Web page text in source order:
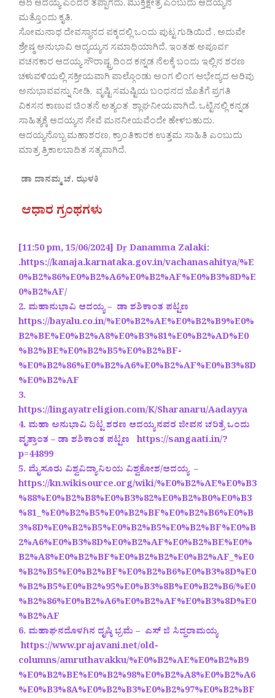
ಆದಿ ಆದಯ್ಯ ಎಂದರೆ ತಪ್ಪಾಗದು. ಮುಕ್ತಿಕ್ಷೇತ್ರ ಎಂಬುದು ಆದಯ್ಯನ
ಮತ್ತೊಂದು ಕೃತಿ.
ಸೋಮನಾಥ ದೇವಸ್ಥಾನದ ಪಕ್ಕದಲ್ಲಿ ಒಂದು ಪುಟ್ಟ ಗುಡಿಯಿದೆ , ಅದುವೇ
ಶ್ರೇಷ್ಠ ಅನುಭಾವಿ ಆದ್ಯಯ್ಯನ ಸಮಾಧಿಯಾಗಿದೆ. ಇಂತಹ ಅಪೂರ್ವ
ವಚನಕಾರ ಆದಯ್ಯ ಸೌರಾಷ್ಟ್ರದಿಂದ ಕನ್ನಡ ನೆಲಕ್ಕೆ ಬಂದು ಇಲ್ಲಿನ ಶರಣ
ಚಳುವಳಿಯಲ್ಲಿ ಸಕ್ರೀಯವಾಗಿ ಪಾಲ್ಗೊಂಡು ಅಂಗ ಲಿಂಗ ಅಭೇದ್ಯದ ಅರಿವು
ಅನುಭಾವವನ್ನು ನೀಡಿ, ವೃಷ್ಟಿ ಸಮಷ್ಟಿಯ ಬಂಧನದ ಜೊತೆಗೆ ಪ್ರಗತಿ
ವಿಕಸನ ಕಾಣುವ ಚಿಂತನೆ ಅತ್ಯಂತ ಶ್ಲಾಘನೀಯವಾಗಿದೆ. ಒಟ್ಟಿನಲ್ಲಿ ಕನ್ನಡ
ಸಾಹಿತ್ಯಕ್ಕೆ ಆದಯ್ಯನ ಸೇವೆ ಮನನೀಯವೆಂದೇ ಹೇಳಬಹುದು.
ಆದಯ್ಯನೊಬ್ಬ ಮಹಾಶರಣ, ಕ್ರಾಂತಿಕಾರಕ ಉತ್ತಮ ಸಾಹಿತಿ ಎಂಬುದು
ಮಾತ್ರ ತ್ರಿಕಾಲಬಾದಿತ ಸತ್ಯವಾಗಿದೆ.
ಡಾ ದಾನಮ್ಮ ಚ. ಝಳಕಿ
ಆಧಾರ ಗ್ರಂಥಗಳು
[11:50 pm, 15/06/2024] Dr̤ Danamma Zalaki:
.https://kanaja.karnataka.gov.in/vachanasahitya/%E
0%B2%86%E0%B2%A6%E0%B2%AF%E0%B3%8D%E
0%B2%AF/
2. ಮಹಾನುಭಾವಿ ಆದಯ್ಯ – ಡಾ ಶಶಿಕಾಂತ ಪಟ್ಟಣ
https://bayalu.co.in/%E0%B2%AE%E0%B2%B9%E0%
B2%BE%E0%B2%A8%E0%B3%81%E0%B2%AD%E0
%B2%BE%E0%B2%B5%E0%B2%BF-
%E0%B2%86%E0%B2%A6%E0%B2%AF%E0%B3%8D
%E0%B2%AF
3.
https://lingayatreligion.com/K/Sharanaru/Aadayya
4. ಮಹಾ ಅನುಭಾವಿ ದಿಟ್ಟ ಶರಣ ಆದಯ್ಯನವರ ಜೀವನ ಚರಿತ್ರೆ ಒಂದು
ವೃತ್ತಾಂತ – ಡಾ ಶಶಿಕಾಂತ ಪಟ್ಟಣ https://sangaati.in/?
p=44899
5. ಮೈಸೂರು ವಿಶ್ವವಿದ್ಯಾನಿಲಯ ವಿಶ್ವಕೋಶ/ಆದಯ್ಯ –
https://kn.wikisource.org/wiki/%E0%B2%AE%E0%B3
%88%E0%B2%B8%E0%B3%82%E0%B2%B0%E0%B3
%81_%E0%B2%B5%E0%B2%BF%E0%B2%B6%E0%B
3%8D%E0%B2%B5%E0%B2%B5%E0%B2%BF%E0%B
2%A6%E0%B3%8D%E0%B2%AF%E0%B2%BE%E0%
B2%A8%E0%B2%BF%E0%B2%B2%E0%B2%AF_%E0
%B2%B5%E0%B2%BF%E0%B2%B6%E0%B3%8D%E0
%B2%B5%E0%B2%95%E0%B3%8B%E0%B2%B6/%E0
%B2%86%E0%B2%A6%E0%B2%AF%E0%B3%8D%E0
%B2%AF
6. ಮಹಾಘನದೊಳಗಿನ ದೃಷ್ಠಿ ಭ್ರಮೆ – ಎಸ್‌ ಜಿ ಸಿದ್ಧರಾಮಯ್ಯ
https://www.prajavani.net/old-
columns/amruthavakku/%E0%B2%AE%E0%B2%B9
%E0%B2%BE%E0%B2%98%E0%B2%A8%E0%B2%A6
%E0%B3%8A%E0%B2%B3%E0%B2%97%E0%B2%BF